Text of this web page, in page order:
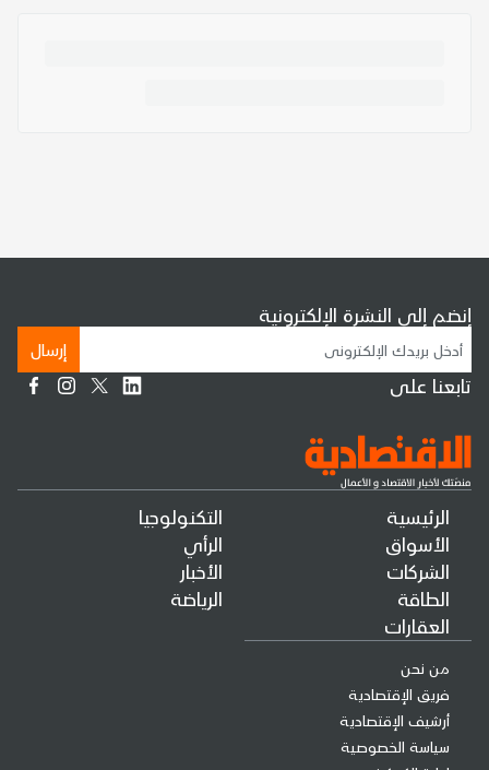
الرئيسية
الأسواق
الشركات
الطاقة
العقارات
التكنولوجيا
الرأي
الأخبار
الرياضة
من نحن
فريق الإقتصادية
أرشيف الإقتصادية
سياسة الخصوصية
إنضم إلى النشرة الإلكترونية
إرسال
تابعنا على